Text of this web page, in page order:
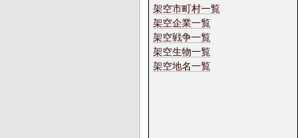
架空市町村一覧
架空企業一覧
架空戦争一覧
架空生物一覧
架空地名一覧